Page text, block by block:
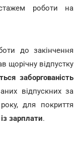
роботи на
до закінчення
щорічну відпустку
заборгованість
відпускних за
для покриття
зарплати.